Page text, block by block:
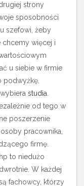
strony
sposobności
szefowi, żeby
chcemy więcej i
u siebie w firmie
podwyżkę.
studia
od tego w
poszerzenie
pracownika,
firmę.
to niedużo
W każdej
fachowcy, którzy